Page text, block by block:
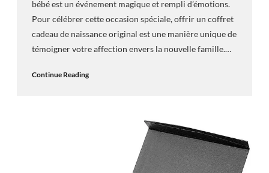
bébé est un événement magique et rempli d’émotions.
Pour célébrer cette occasion spéciale, offrir un coffret
cadeau de naissance original est une manière unique de
témoigner votre affection envers la nouvelle famille.…
Continue Reading